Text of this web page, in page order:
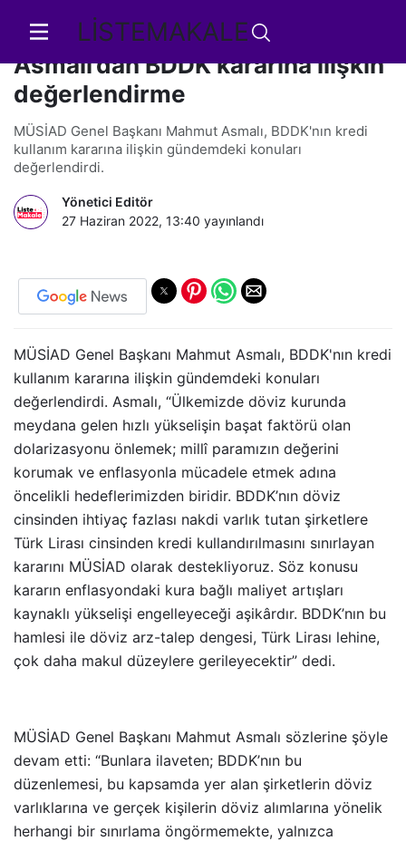
LİSTEMAKALE
MÜSİAD Genel Başkanı Mahmut
Asmalı’dan BDDK kararına ilişkin
değerlendirme
MÜSİAD Genel Başkanı Mahmut Asmalı, BDDK'nın kredi
kullanım kararına ilişkin gündemdeki konuları
değerlendirdi.
Yönetici Editör
27 Haziran 2022, 13:40 yayınlandı
MÜSİAD Genel Başkanı Mahmut Asmalı, BDDK'nın kredi
kullanım kararına ilişkin gündemdeki konuları
değerlendirdi. Asmalı, “Ülkemizde döviz kurunda
meydana gelen hızlı yükselişin başat faktörü olan
dolarizasyonu önlemek; millî paramızın değerini
korumak ve enflasyonla mücadele etmek adına
öncelikli hedeflerimizden biridir. BDDK’nın döviz
cinsinden ihtiyaç fazlası nakdi varlık tutan şirketlere
Türk Lirası cinsinden kredi kullandırılmasını sınırlayan
kararını MÜSİAD olarak destekliyoruz. Söz konusu
kararın enflasyondaki kura bağlı maliyet artışları
kaynaklı yükselişi engelleyeceği aşikârdır. BDDK’nın bu
hamlesi ile döviz arz-talep dengesi, Türk Lirası lehine,
çok daha makul düzeylere gerileyecektir” dedi.
MÜSİAD Genel Başkanı Mahmut Asmalı sözlerine şöyle
devam etti: “Bunlara ilaveten; BDDK’nın bu
düzenlemesi, bu kapsamda yer alan şirketlerin döviz
varlıklarına ve gerçek kişilerin döviz alımlarına yönelik
herhangi bir sınırlama öngörmemekte, yalnızca